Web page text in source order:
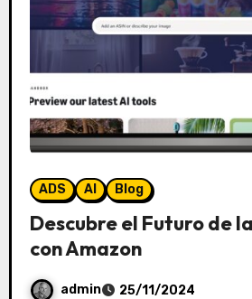
ADS AI Blog
Descubre el Futuro de
con Amazon
admin 25/11/2024